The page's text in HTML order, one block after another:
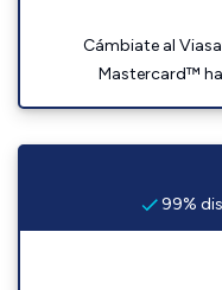
Cámbiate al
Mastercard™
99%